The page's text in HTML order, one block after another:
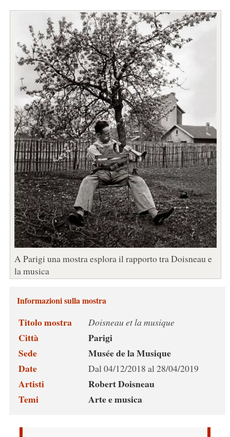
A Parigi una mostra esplora il rapporto tra Doisneau e
la musica
Informazioni sulla mostra
Titolo mostra Doisneau et la musique
Città
Parigi
Sede
Musée de la Musique
Date
Dal 04/12/2018 al 28/04/2019
Artisti
Robert Doisneau
Temi
Arte e musica